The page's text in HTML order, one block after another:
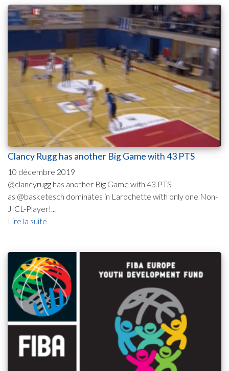
Clancy Rugg has another Big Game with 43 PTS
10 décembre 2019
@clancyrugg has another Big Game with 43 PTS
as @basketesch dominates in Larochette with only one Non-
JICL-Player!...
Lire la suite